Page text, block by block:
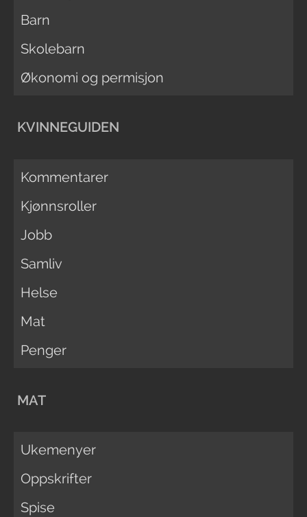
Barn
Skolebarn
Økonomi og permisjon
KVINNEGUIDEN
Kommentarer
Kjønnsroller
Jobb
Samliv
Helse
Mat
Penger
MAT
Ukemenyer
Oppskrifter
Spise